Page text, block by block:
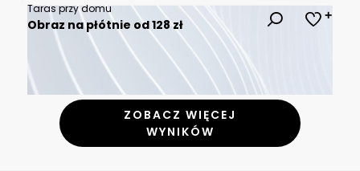
Taras przy domu
Obraz na płótnie od 128 zł
ZOBACZ WIĘCEJ
WYNIKÓW